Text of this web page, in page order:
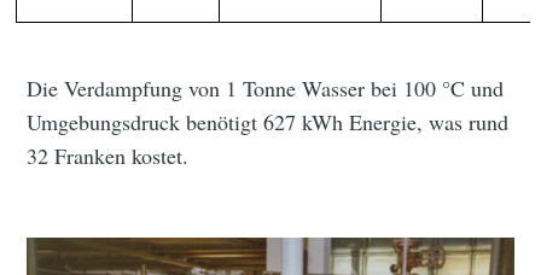
Die Verdampfung von 1 Tonne Wasser bei 100 °C und
Umgebungsdruck benötigt 627 kWh Energie, was rund
32 Franken kostet.